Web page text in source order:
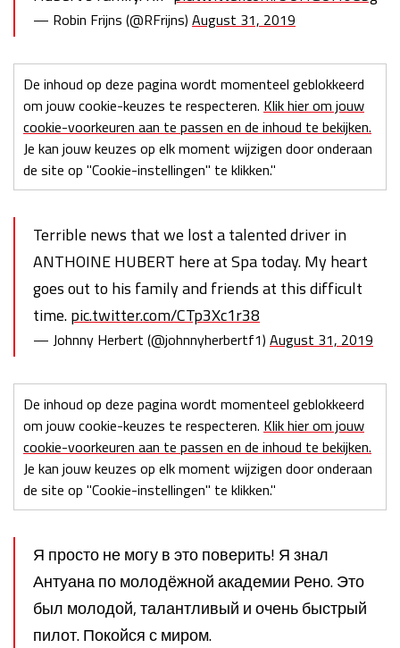
— Robin Frijns (@RFrijns) August 31, 2019
De inhoud op deze pagina wordt momenteel geblokkeerd
om jouw cookie-keuzes te respecteren. Klik hier om jouw
cookie-voorkeuren aan te passen en de inhoud te bekijken.
Je kan jouw keuzes op elk moment wijzigen door onderaan
de site op "Cookie-instellingen" te klikken."
Terrible news that we lost a talented driver in
ANTHOINE HUBERT here at Spa today. My heart
goes out to his family and friends at this difficult
time.pic.twitter.com/CTp3Xc1r38
— Johnny Herbert (@johnnyherbertf1) August 31, 2019
De inhoud op deze pagina wordt momenteel geblokkeerd
om jouw cookie-keuzes te respecteren. Klik hier om jouw
cookie-voorkeuren aan te passen en de inhoud te bekijken.
Je kan jouw keuzes op elk moment wijzigen door onderaan
de site op "Cookie-instellingen" te klikken."
Я просто не могу в это поверить! Я знал
Антуана по молодёжной академии Рено. Это
был молодой, талантливый и очень быстрый
пилот. Покойся с миром.